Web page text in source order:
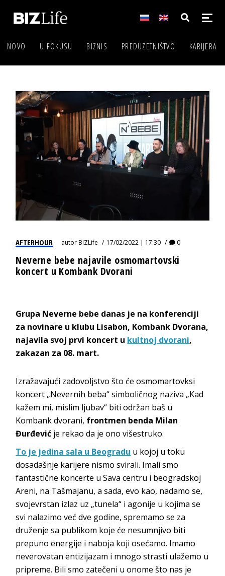
NOVO U FOKUSU BIZNIS PREDUZETNIŠTVO KARIJERA
AFTERHOUR autorBIZLife 17/02/2022 | 17:30 0
Neverne bebe najavile osmomartovski
koncert u Kombank Dvorani
Grupa Neverne bebe danas je na konferenciji
za novinare u klubu Lisabon, Kombank Dvorana,
najavila svoj prvi koncert u kultnoj dvorani,
zakazan za 08. mart.
Izražavajući zadovoljstvo što će osmomartovksi
koncert „Nevernih beba“ simboličnog naziva „Kad
kažem mi, mislim ljubav“ biti održan baš u
Kombank dvorani, frontmen benda Milan
Đurđević je rekao da je ono višestruko.
To je jedina sala u Beogradu u kojoj u toku
dosadašnje karijere nismo svirali. Imali smo
fantastične koncerte u Sava centru i beogradskoj
Areni, na Tašmajanu, a sada, evo kao, nadamo se,
svojevrstan izlaz uz „tunela“ i agonije u kojima se
svi nalazimo već dve godine, spremamo se za
druženje sa publikom koje će nesumnjivo biti
prepuno energije i naboja koji osećamo. Imamo
neverovatan entizijazam i mnogo strasti ulažemo u
pripreme. Bili smo zatečeni u onome što nas je